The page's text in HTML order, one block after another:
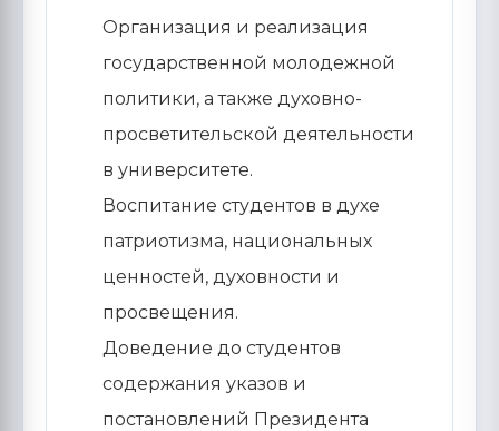
Организация и реализация
государственной молодежной
политики, а также духовно-
просветительской деятельности
в университете.
Воспитание студентов в духе
патриотизма, национальных
ценностей, духовности и
просвещения.
Доведение до студентов
содержания указов и
постановлений Президента